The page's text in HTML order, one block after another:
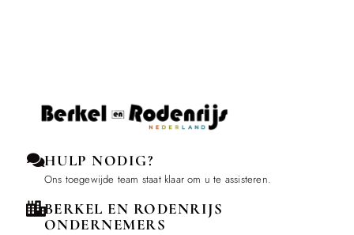
HULP NODIG?
Ons toegewijde team staat klaar om u te assisteren.
BERKEL EN RODENRIJS
ONDERNEMERS